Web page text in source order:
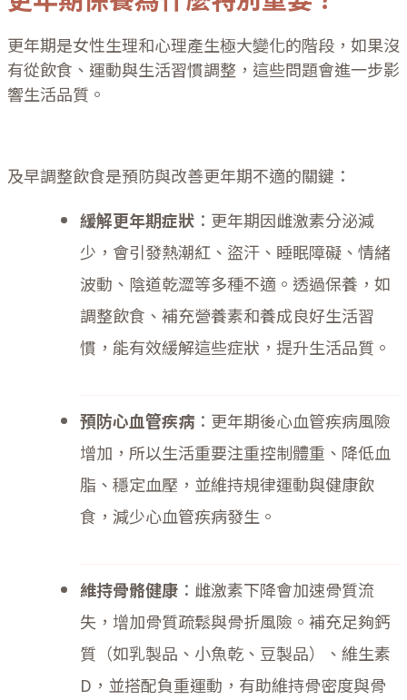
更年期是女性生理和心理產生極大變化的階段，如果沒
有從飲食、運動與生活習慣調整，這些問題會進一步影
響生活品質。
及早調整飲食是預防與改善更年期不適的關鍵：
緩解更年期症狀 ：更年期因雌激素分泌減
少，會引發熱潮紅、盜汗、睡眠障礙、情緒
波動、陰道乾澀等多種不適。透過保養，如
調整飲食、補充營養素和養成良好生活習
慣，能有效緩解這些症狀，提升生活品質。
預防心血管疾病 ：更年期後心血管疾病風險
增加，所以生活重要注重控制體重、降低血
脂、穩定血壓，並維持規律運動與健康飲
食，減少心血管疾病發生。
維持骨骼健康 ：雌激素下降會加速骨質流
失，增加骨質疏鬆與骨折風險。補充足夠鈣
質（如乳製品、小魚乾、豆製品）、維生素
D，並搭配負重運動，有助維持骨密度與骨